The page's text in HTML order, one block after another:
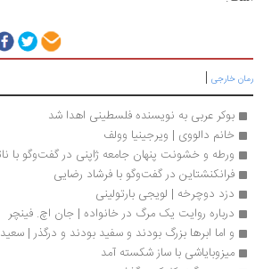
رمان خارجی |
بوکر عربی به نویسنده فلسطینی اهدا شد
خانم دالووی | ویرجینیا وولف
ورطه و خشونت پنهان جامعه ژاپنی در گفت‌وگو با
فرانکنشتاین در گفت‌وگو با فرشاد رضایی
دزد دوچرخه | لویجی بارتولینی
درباره روایت یک مرگ در خانواده | جان اچ. فینچر
و اما ابرها بزرگ بودند و سفید بودند و درگذر |
میزوبایاشی با ساز شکسته آمد